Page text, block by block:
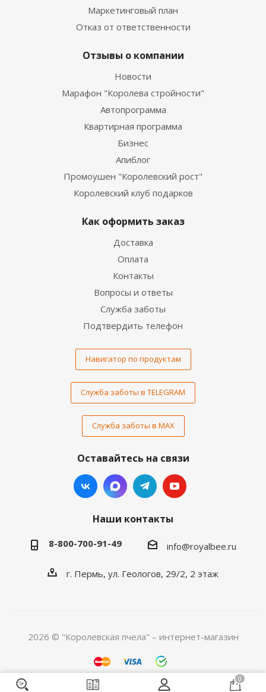
Маркетинговый план
Отказ от ответственности
Отзывы о компании
Новости
Марафон "Королева стройности"
Автопрограмма
Квартирная программа
Бизнес
Апиблог
Промоушен "Королевский рост"
Королевский клуб подарков
Как оформить заказ
Доставка
Оплата
Контакты
Вопросы и ответы
Служба заботы
Подтвердить телефон
Навигатор по продуктам
Служба заботы в TELEGRAM
Служба заботы в MAX
Оставайтесь на связи
Наши контакты
8-800-700-91-49 info@royalbee.ru
г. Пермь, ул. Геологов, 29/2, 2 этаж
2026 © "Королевская пчела" – интернет-магазин
0